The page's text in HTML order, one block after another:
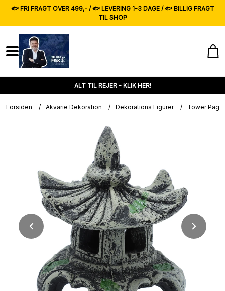
🐟 FRI FRAGT OVER 499,- / 🐟 LEVERING 1-3 DAGE / 🐟 BILLIG FRAGT
TIL SHOP
ALT TIL REJER - KLIK HER!
Forsiden / Akvarie Dekoration / Dekorations Figurer / Tower